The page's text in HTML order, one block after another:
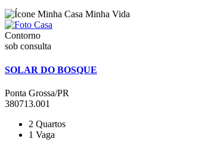
Contorno
sob consulta
SOLAR DO BOSQUE
Ponta Grossa/PR
380713.001
2 Quartos
1 Vaga